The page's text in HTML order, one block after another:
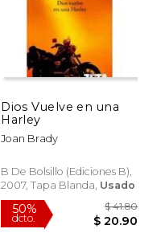
50%
dcto.
Dios Vuelve en una
Harley
Joan Brady
B De Bolsillo (Ediciones B),
2007, Tapa Blanda, Usado